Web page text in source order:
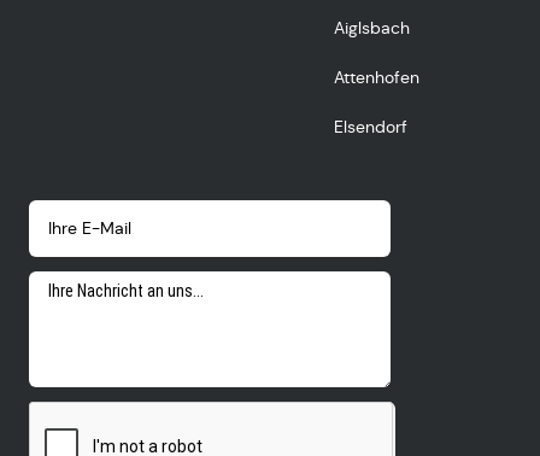
Aiglsbach
Attenhofen
Elsendorf